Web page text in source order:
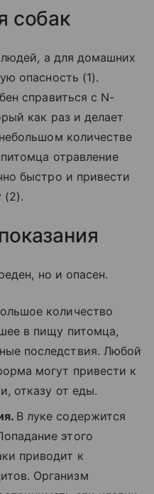
собак
а для домашних
опасность (1).
справиться с N-
как раз и делает
количестве
отравление
быстро и привести
(2).
но и опасен.
количество
в пищу питомца,
последствия. Любой
могут привести к
отказу от еды.
В луке содержится
этого
приводит к
Организм